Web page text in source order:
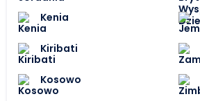
Kenia
Kiribati
Kosowo